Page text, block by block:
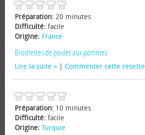
Préparation: 20 minutes
Difficulté: facile
Origine: France
Brochettes de poulet aux pommes
Lire la suite Commenter cette recette
Préparation: 10 minutes
Difficulté: facile
Origine: Turquie